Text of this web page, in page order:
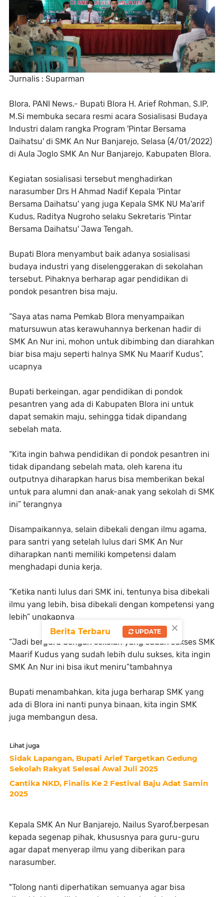
Jurnalis : Suparman
Blora, PANI News.- Bupati Blora H. Arief Rohman, S.IP,
M.Si membuka secara resmi acara Sosialisasi Budaya
Industri dalam rangka Program 'Pintar Bersama
Daihatsu' di SMK An Nur Banjarejo, Selasa (4/01/2022)
di Aula Joglo SMK An Nur Banjarejo, Kabupaten Blora.
Kegiatan sosialisasi tersebut menghadirkan
narasumber Drs H Ahmad Nadif Kepala 'Pintar
Bersama Daihatsu' yang juga Kepala SMK NU Ma'arif
Kudus, Raditya Nugroho selaku Sekretaris 'Pintar
Bersama Daihatsu' Jawa Tengah.
Bupati Blora menyambut baik adanya sosialisasi
budaya industri yang diselenggerakan di sekolahan
tersebut. Pihaknya berharap agar pendidikan di
pondok pesantren bisa maju.
“Saya atas nama Pemkab Blora menyampaikan
matursuwun atas kerawuhannya berkenan hadir di
SMK An Nur ini, mohon untuk dibimbing dan diarahkan
biar bisa maju seperti halnya SMK Nu Maarif Kudus”,
ucapnya
Bupati berkeingan, agar pendidikan di pondok
pesantren yang ada di Kabupaten Blora ini untuk
dapat semakin maju, sehingga tidak dipandang
sebelah mata.
“Kita ingin bahwa pendidikan di pondok pesantren ini
tidak dipandang sebelah mata, oleh karena itu
outputnya diharapkan harus bisa memberikan bekal
untuk para alumni dan anak-anak yang sekolah di SMK
ini” terangnya
Disampaikannya, selain dibekali dengan ilmu agama,
para santri yang setelah lulus dari SMK An Nur
diharapkan nanti memiliki kompetensi dalam
menghadapi dunia kerja.
“Ketika nanti lulus dari SMK ini, tentunya bisa dibekali
ilmu yang lebih, bisa dibekali dengan kompetensi yang
lebih” ungkapnya
“Jadi berguru dengan sekolah yang sudah sukses SMK
Maarif Kudus yang sudah lebih dulu sukses, kita ingin
SMK An Nur ini bisa ikut meniru”tambahnya
Bupati menambahkan, kita juga berharap SMK yang
ada di Blora ini nanti punya binaan, kita ingin SMK
juga membangun desa.
Lihat juga
Sidak Lapangan, Bupati Arief Targetkan Gedung
Sekolah Rakyat Selesai Awal Juli 2025
Cantika NKD, Finalis Ke 2 Festival Baju Adat Samin
2025
Kepala SMK An Nur Banjarejo, Nailus Syarof,berpesan
kepada segenap pihak, khususnya para guru-guru
agar dapat menyerap ilmu yang diberikan para
narasumber.
"Tolong nanti diperhatikan semuanya agar bisa
×
Berita Terbaru UPDATE